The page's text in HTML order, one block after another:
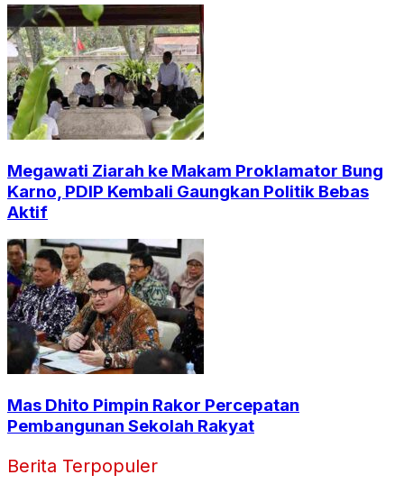
Megawati Ziarah ke Makam Proklamator Bung
Karno, PDIP Kembali Gaungkan Politik Bebas
Aktif
Mas Dhito Pimpin Rakor Percepatan
Pembangunan Sekolah Rakyat
Berita Terpopuler